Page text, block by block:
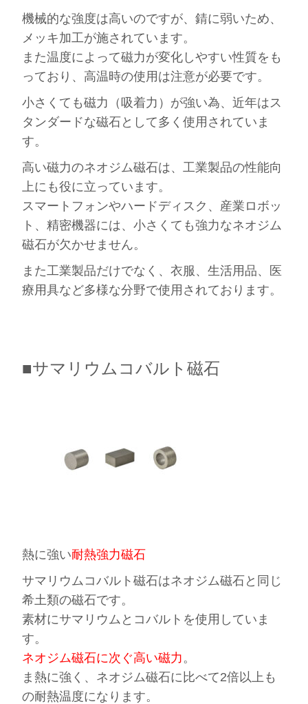
機械的な強度は高いのですが、錆に弱いため、
メッキ加工が施されています。
また温度によって磁力が変化しやすい性質をも
っており、高温時の使用は注意が必要です。
小さくても磁力（吸着力）が強い為、近年はス
タンダードな磁石として多く使用されていま
す。
高い磁力のネオジム磁石は、工業製品の性能向
上にも役に立っています。
スマートフォンやハードディスク、産業ロボッ
ト、精密機器には、小さくても強力なネオジム
磁石が欠かせません。
また工業製品だけでなく、衣服、生活用品、医
療用具など多様な分野で使用されております。
■サマリウムコバルト磁石
熱に強い耐熱強力磁石
サマリウムコバルト磁石はネオジム磁石と同じ
希土類の磁石です。
素材にサマリウムとコバルトを使用していま
す。
ネオジム磁石に次ぐ高い磁力 。
ま熱に強く、ネオジム磁石に比べて2倍以上も
の耐熱温度になります。